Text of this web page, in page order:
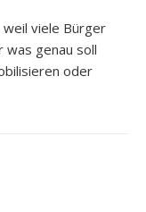
vie­le Bür­ger
was genau soll
oder